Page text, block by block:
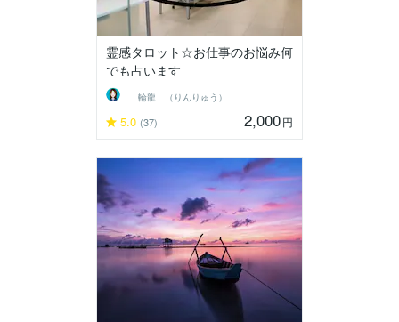
霊感タロット☆お仕事のお悩み何
でも占います
輪龍 （りんりゅう）
5.0 (37) 2,000円